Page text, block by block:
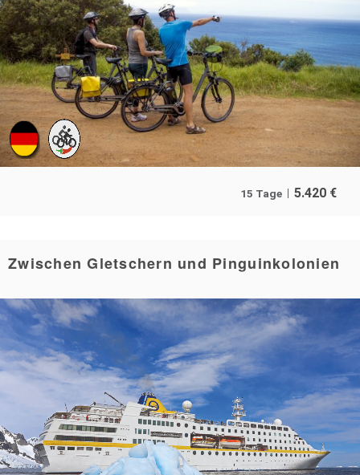
15 Tage 5.420 €
Zwischen Gletschern und Pinguinkolonien